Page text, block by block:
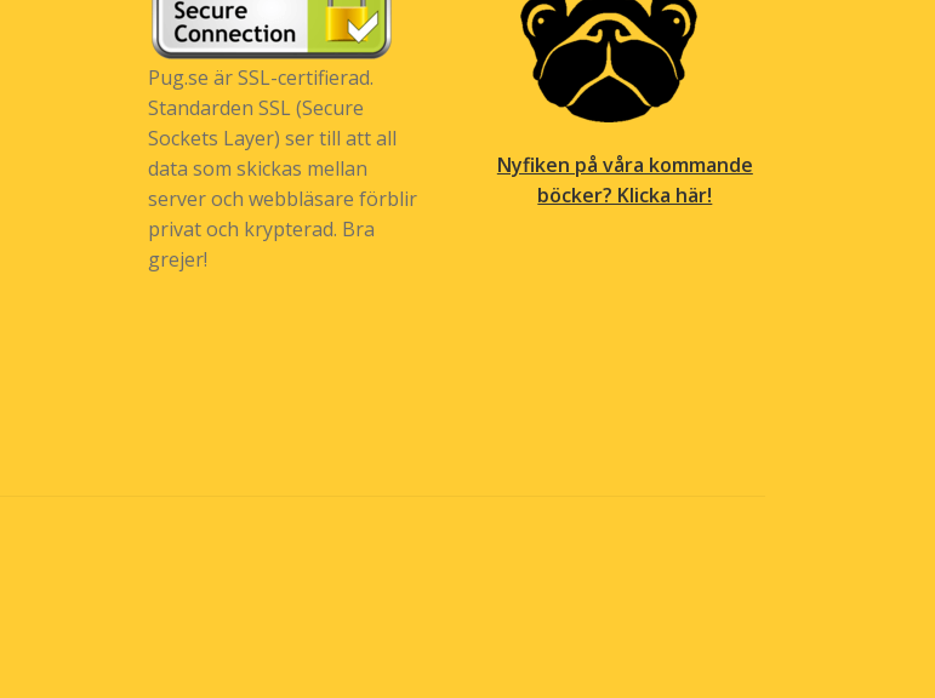
Pug.se är SSL-certifierad.
Standarden SSL (Secure
Sockets Layer) ser till att all
data som skickas mellan
server och webbläsare förblir
privat och krypterad. Bra
grejer!
Nyfiken på våra kommande
böcker? Klicka här!